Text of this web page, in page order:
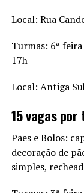
Local: Rua
Turmas: 6ª feira
17h
Local: Antiga
15 vagas por
Pães e Bolos:
decoração de
simples,